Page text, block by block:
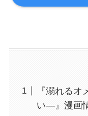
『溺れる
い―』漫画